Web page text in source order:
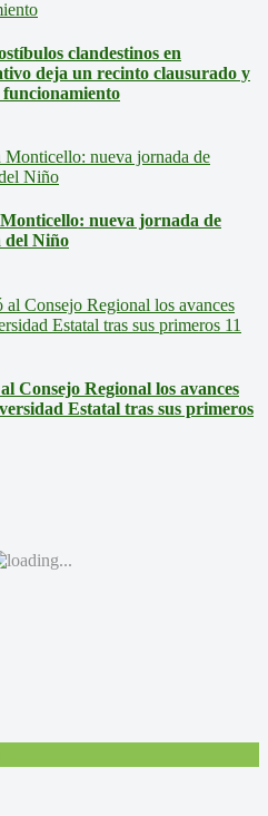
clandestinos en
deja un recinto clausurado y
nueva jornada de
del Niño
Consejo Regional los avances
Estatal tras sus primeros